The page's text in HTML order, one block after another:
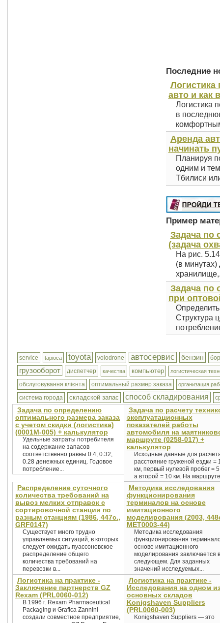
Последние
Логистика
авто и как
Логистика
в
Аренда
начинать
Планируя
одним и
Тбилиси
Пример
Задача по
(задача
На рис.
(в минутах)
Задача по
при
Структура
service tapioca toyota volodrone автосервис бензин
грузооборот диспетчер качества компьютер логистическая
обслуговування клієнта оптимальный размер заказа организация
система города складской запас способ складирования
Задача по определению
оптимального размера заказа
с учетом скидки (логистика)
(0001М-005) + калькулятор
Удельные затраты потребителя
на содержание запасов
соответственно равны 0.4; 0.32;
0.28 денежных единиц. Годовое
потребление...
Задача по расчету
эксплуатационных
показателей работы
автомобиля на
маршруте (0258-017) +
калькулятор
Исходные данные для
расстояние груженой ездки =
км, первый нулевой пробег =
а второй = 10 км. На
Распределение суточного
количества требований на
вывоз мелких отправок с
сортировочной станции по
разным станциям (1986, 447с.,
GRF0147)
Существует много трудно
управляемых ситуаций, в которых
следует ожидать пуассоновское
распределение общего
количества требований на
перевозки в...
Методика исследования
функционирования
терминалов на основе
имитационного
моделирования (2003,
MET0003-44)
Методика исследования
функционирования
основе имитационного
моделирования заключается в
следующем. Для заданных
значений исследуемых...
Логистика на практике -
Заключение партнерств GZ
Rexam (PRL0060-012)
В 1996 г. Rexam Pharmaceutical
Packaging и Grafica Zannini
создали совместное предприятие,
Логистика на практике -
Исследования на одном
основных складов
Konigshaven Suppliers
(PRL0060-003)
Konigshaven Suppliers — это